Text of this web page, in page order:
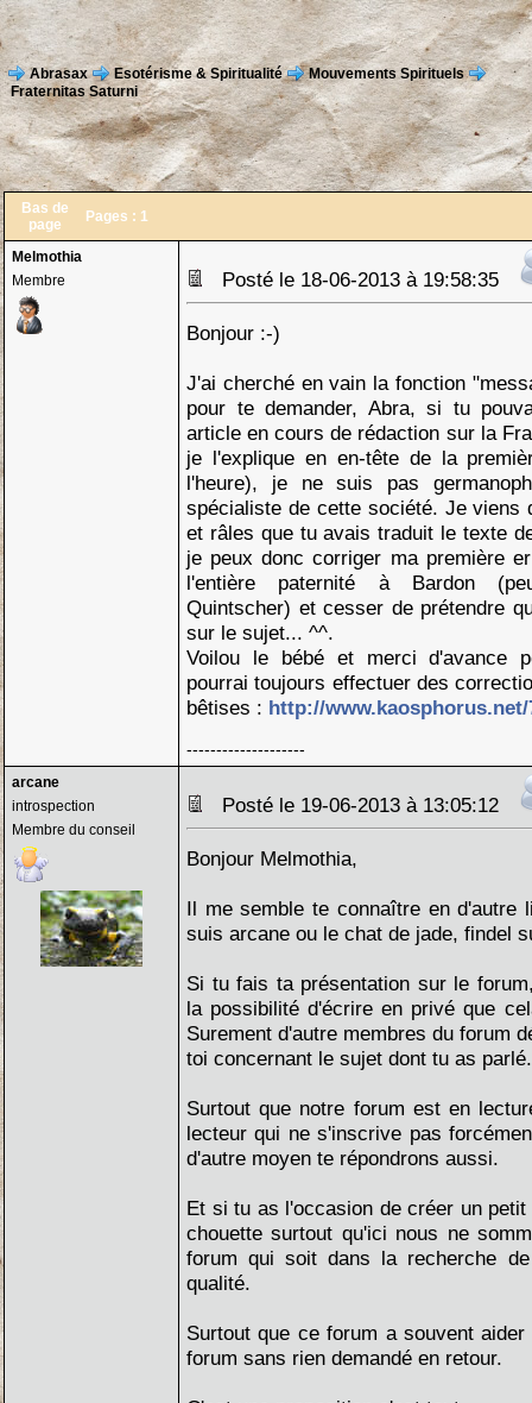
Abrasax Esotérisme & Spiritualité
Mouvements Spirituels
Fraternitas Saturni
Bas de
page
Pages : 1
Melmothia
Membre
Posté le 18-06-2013 à 19:58:35
Bonjour :-)
J'ai cherché en vain la fonction
pour te demander, Abra, si tu
article en cours de rédaction sur la
je l'explique en en-tête de la
l'heure), je ne suis pas
spécialiste de cette société. Je viens
et râles que tu avais traduit le texte
je peux donc corriger ma première
l'entière paternité à Bardon
Quintscher) et cesser de prétendre
sur le sujet... ^^.
Voilou le bébé et merci d'avance
pourrai toujours effectuer des
bêtises : http://
--------------------
arcane
introspection
Membre du conseil
Posté le 19-06-2013 à 13:05:12
Bonjour Melmothia,
Il me semble te connaître en d'autre
suis arcane ou le chat de jade, findel
Si tu fais ta présentation sur le
la possibilité d'écrire en privé que
Surement d'autre membres du forum
toi concernant le sujet dont tu as parlé.
Surtout que notre forum est en
lecteur qui ne s'inscrive pas
d'autre moyen te répondrons aussi.
Et si tu as l'occasion de créer un
chouette surtout qu'ici nous ne
forum qui soit dans la recherche
qualité.
Surtout que ce forum a souvent
forum sans rien demandé en retour.